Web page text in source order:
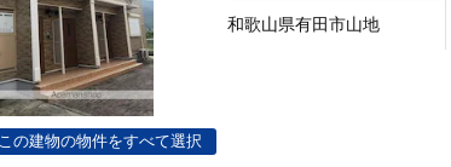
和歌山県有田市山地
この建物の物件をすべて選択